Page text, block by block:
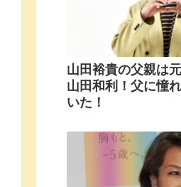
山田裕貴の父親は
山田和利！父に憧
いた！